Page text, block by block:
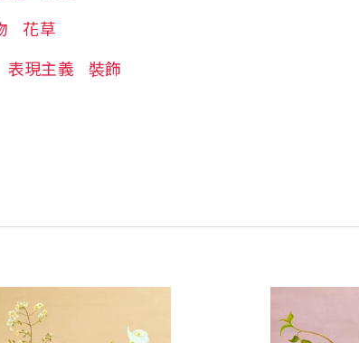
花草
表現主義 裝飾